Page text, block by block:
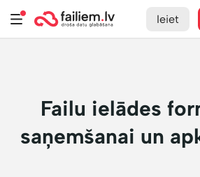
Ieiet
Failu ielādes
saņemšanai un